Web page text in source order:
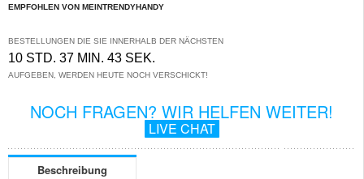
EMPFOHLEN VON MEINTRENDYHANDY
BESTELLUNGEN DIE SIE INNERHALB DER NÄCHSTEN
10 STD. 37 MIN. 43 SEK.
AUFGEBEN, WERDEN HEUTE NOCH VERSCHICKT!
NOCH FRAGEN? WIR HELFEN WEITER!
LIVE CHAT
Beschreibung